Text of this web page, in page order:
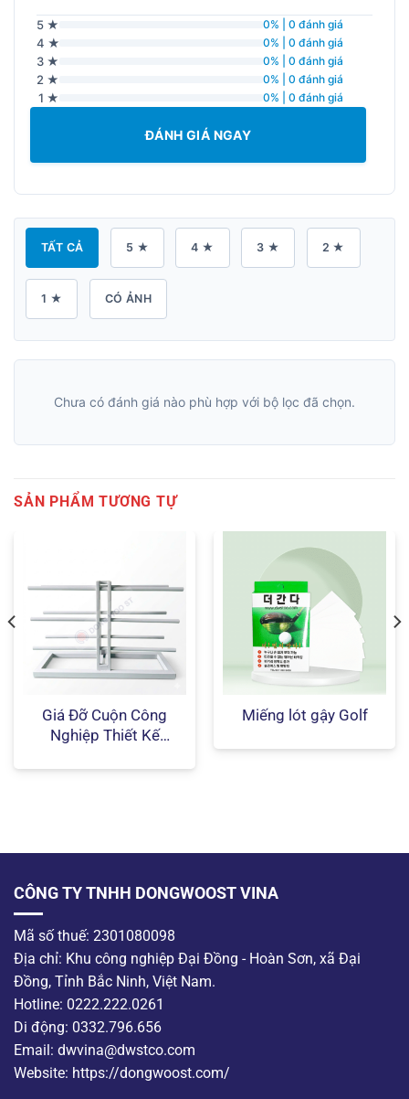
5 ★ 0% | 0 đánh giá
4 ★ 0% | 0 đánh giá
3 ★ 0% | 0 đánh giá
2 ★ 0% | 0 đánh giá
1 ★ 0% | 0 đánh giá
ĐÁNH GIÁ NGAY
TẤT CẢ 5 ★ 4 ★ 3 ★ 2 ★
1 ★ CÓ ẢNH
Chưa có đánh giá nào phù hợp với bộ lọc đã chọn.
SẢN PHẨM TƯƠNG TỰ
Giá Đỡ Cuộn Công
Nghiệp Thiết Kế
Miếng lót gậy Golf
CÔNG TY TNHH DONGWOOST VINA
Mã số thuế: 2301080098
Địa chỉ: Khu công nghiệp Đại Đồng - Hoàn Sơn, xã Đại
Đồng, Tỉnh Bắc Ninh, Việt Nam.
Hotline: 0222.222.0261
Di động: 0332.796.656
Email: dwvina@dwstco.com
Website: https://dongwoost.com/